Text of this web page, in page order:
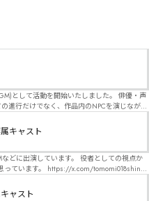
て活動を開始いたしました。 俳優・声
進行だけでなく、作品内のNPCを演じなが
・サービスを得意としています。 自分自
めた想いや意図を大切にしながら、その作
様がどんなエン
像しながら、公演を進めていく時間が本当
ァンタジー、デスゲーム、青春ものなど、
-ラン
キャスト
います。 役者としての視点か
tomomi018shin?
ーシブカフェ「コアクト」(不定期開催)出
ャスト